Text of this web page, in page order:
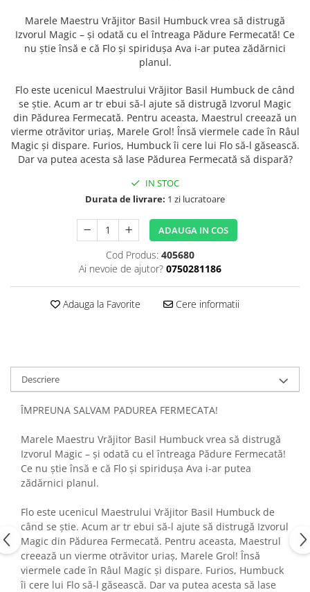
Marele Maestru Vrăjitor Basil Humbuck vrea să distrugă
Izvorul Magic – și odată cu el întreaga Pădure Fermecată! Ce
nu știe însă e că Flo și spiridușa Ava i-ar putea zădărnici
planul.
Flo este ucenicul Maestrului Vrăjitor Basil Humbuck de când
se știe. Acum ar tr ebui să-l ajute să distrugă Izvorul Magic
din Pădurea Fermecată. Pentru aceasta, Maestrul creează un
vierme otrăvitor uriaș, Marele Grol! Însă viermele cade în Râul
Magic și dispare. Furios, Humbuck îi cere lui Flo să-l găsească.
Dar va putea acesta să lase Pădurea Fermecată să dispară?
IN STOC
Durata de livrare: 1 zi lucratoare
ADAUGA IN COS
Cod Produs: 405680
Ai nevoie de ajutor? 0750281186
Adauga la Favorite Cere informatii
Descriere
ÎMPREUNA SALVAM PADUREA FERMECATA!
Marele Maestru Vrăjitor Basil Humbuck vrea să distrugă
Izvorul Magic – și odată cu el întreaga Pădure Fermecată!
Ce nu știe însă e că Flo și spiridușa Ava i-ar putea
zădărnici planul.
Flo este ucenicul Maestrului Vrăjitor Basil Humbuck de
când se știe. Acum ar tr ebui să-l ajute să distrugă Izvorul
Magic din Pădurea Fermecată. Pentru aceasta, Maestrul
creează un vierme otrăvitor uriaș, Marele Grol! Însă
viermele cade în Râul Magic și dispare. Furios, Humbuck
îi cere lui Flo să-l găsească. Dar va putea acesta să lase